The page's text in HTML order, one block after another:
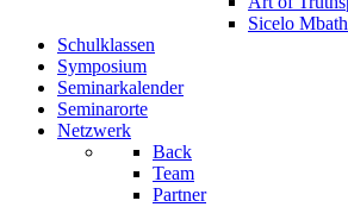
Sicelo
Schulklassen
Symposium
Seminarkalender
Seminarorte
Netzwerk
Back
Team
Partner